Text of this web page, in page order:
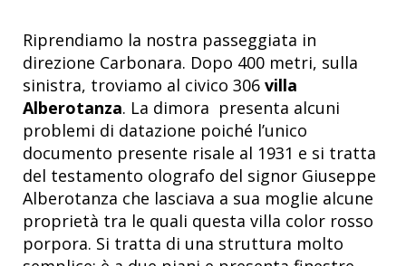
Riprendiamo la nostra passeggiata in
direzione Carbonara. Dopo 400 metri, sulla
sinistra, troviamo al civico 306 villa
Alberotanza. La dimora presenta alcuni
problemi di datazione poiché l’unico
documento presente risale al 1931 e si tratta
del testamento olografo del signor Giuseppe
Alberotanza che lasciava a sua moglie alcune
proprietà tra le quali questa villa color rosso
porpora. Si tratta di una struttura molto